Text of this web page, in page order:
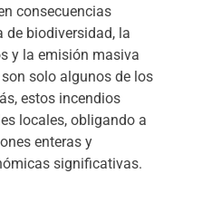
consecuencias
de biodiversidad, la
y la emisión masiva
solo algunos de los
estos incendios
locales, obligando a
enteras y
significativas.